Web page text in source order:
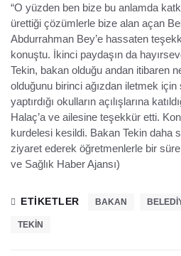
“O yüzden ben bize bu anlamda
ürettiği çözümlerle bize alan açan
Abdurrahman Bey’e hassaten
konuştu. İkinci paydaşın da
Tekin, bakan olduğu andan itibaren
olduğunu birinci ağızdan iletmek
yaptırdığı okulların açılışlarına
Halaç’a ve ailesine teşekkür etti.
kurdelesi kesildi. Bakan Tekin daha
ziyaret ederek öğretmenlerle bir
ve Sağlık Haber Ajansı)
ETIKETLER BAKAN
TEKIN